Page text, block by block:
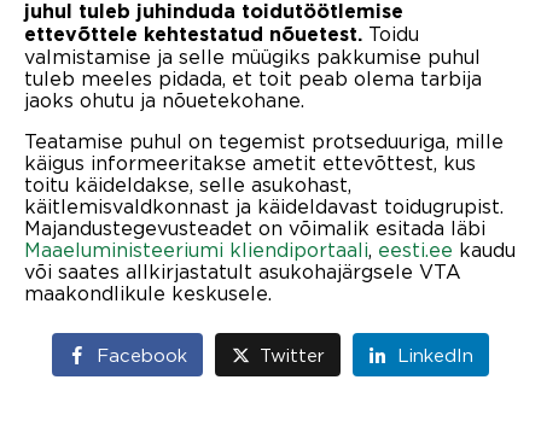
juhul tuleb juhinduda toidutöötlemise
ettevõttele kehtestatud nõuetest. Toidu
valmistamise ja selle müügiks pakkumise puhul
tuleb meeles pidada, et toit peab olema tarbija
jaoks ohutu ja nõuetekohane.
Teatamise puhul on tegemist protseduuriga, mille
käigus informeeritakse ametit ettevõttest, kus
toitu käideldakse, selle asukohast,
käitlemisvaldkonnast ja käideldavast toidugrupist.
Majandustegevusteadet on võimalik esitada läbi
Maaeluministeeriumi kliendiportaali, eesti.ee kaudu
või saates allkirjastatult asukohajärgsele VTA
maakondlikule keskusele.
Facebook Twitter LinkedIn